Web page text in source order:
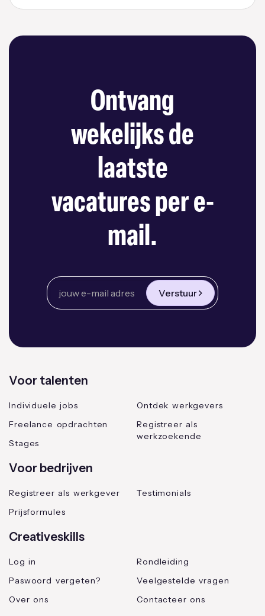
Ontvang
wekelijks de
laatste
vacatures per e-
mail.
Verstuur
Voor talenten
Individuele jobs
Freelance opdrachten
Stages
Ontdek werkgevers
Registreer als
werkzoekende
Voor bedrijven
Registreer als werkgever
Prijsformules
Testimonials
Creativeskills
Log in
Paswoord vergeten?
Over ons
Rondleiding
Veelgestelde vragen
Contacteer ons